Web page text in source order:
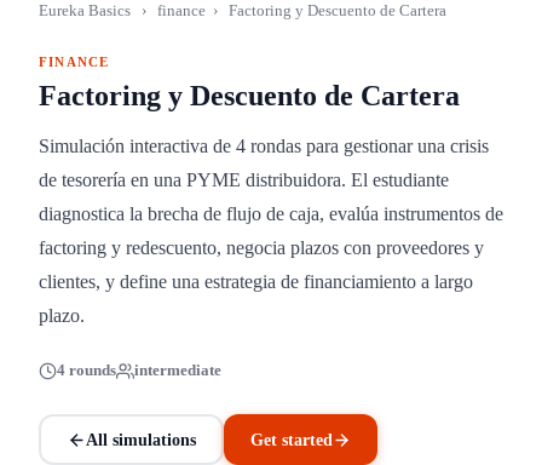
Eureka Basics › finance › Factoring y Descuento de Cartera
FINANCE
Factoring y Descuento de Cartera
Simulación interactiva de 4 rondas para gestionar una crisis
de tesorería en una PYME distribuidora. El estudiante
diagnostica la brecha de flujo de caja, evalúa instrumentos de
factoring y redescuento, negocia plazos con proveedores y
clientes, y define una estrategia de financiamiento a largo
plazo.
4 rounds intermediate
All simulations Get started